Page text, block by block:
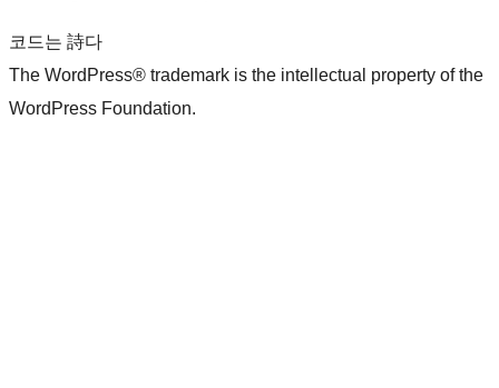
코드는 詩다
The WordPress® trademark is the intellectual property of the
WordPress Foundation.